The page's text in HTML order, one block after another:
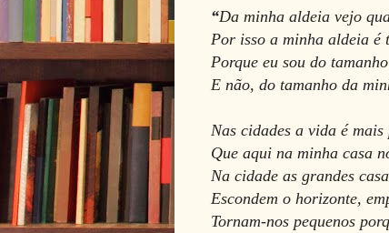
“Da minha aldeia vejo
Por isso a minha aldeia é
Porque eu sou do
E não, do tamanho da
Nas cidades a vida é mais
Que aqui na minha casa
Na cidade as grandes
Escondem o horizonte,
Tornam-nos pequenos